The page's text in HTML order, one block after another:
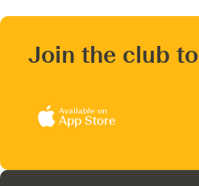
Join the club
Available on
App Store